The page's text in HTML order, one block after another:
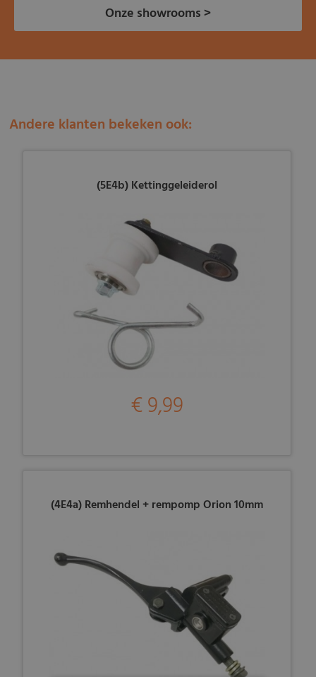
Onze showrooms >
Andere klanten bekeken ook:
(5E4b) Kettinggeleiderol
€ 9,99
(4E4a) Remhendel + rempomp Orion 10mm